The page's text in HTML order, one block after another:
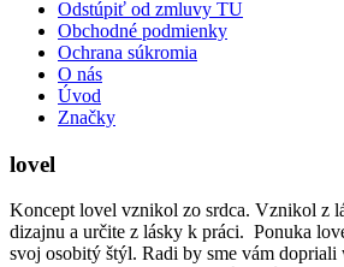
Odstúpiť od zmluvy TU
Obchodné podmienky
Ochrana súkromia
O nás
Úvod
Značky
lovel
Koncept lovel vznikol zo srdca. Vznikol z
dizajnu a určite z lásky k práci. Ponuka
svoj osobitý štýl. Radi by sme vám